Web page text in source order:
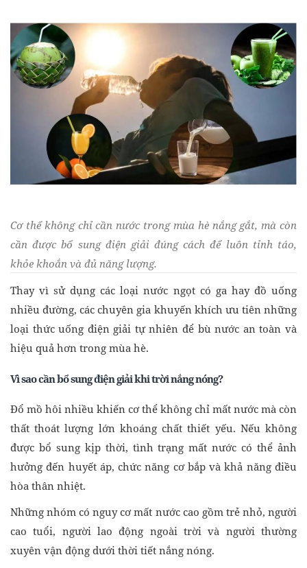
Cơ thể không chỉ cần nước trong mùa hè nắng gắt, mà còn
cần được bổ sung điện giải đúng cách để luôn tỉnh táo,
khỏe khoắn và đủ năng lượng.
Thay vì sử dụng các loại nước ngọt có ga hay đồ uống
nhiều đường, các chuyên gia khuyến khích ưu tiên những
loại thức uống điện giải tự nhiên để bù nước an toàn và
hiệu quả hơn trong mùa hè.
Vì sao cần bổ sung điện giải khi trời nắng nóng?
Đổ mồ hôi nhiều khiến cơ thể không chỉ mất nước mà còn
thất thoát lượng lớn khoáng chất thiết yếu. Nếu không
được bổ sung kịp thời, tình trạng mất nước có thể ảnh
hưởng đến huyết áp, chức năng cơ bắp và khả năng điều
hòa thân nhiệt.
Những nhóm có nguy cơ mất nước cao gồm trẻ nhỏ, người
cao tuổi, người lao động ngoài trời và người thường
xuyên vận động dưới thời tiết nắng nóng.